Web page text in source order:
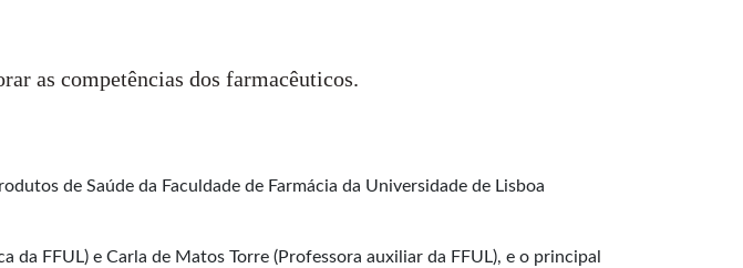
as competências dos farmacêuticos.
de Saúde da Faculdade de Farmácia da Universidade de Lisboa
FFUL) e Carla de Matos Torre (Professora auxiliar da FFUL), e o principal